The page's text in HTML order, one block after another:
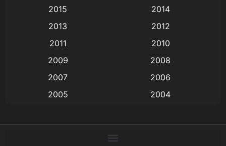
Animation แอนิเมชั่น
(9)
Big tits (นมใหญ่)
Bitch (ผู้หญิงร่าน)
2015
2014
2013
2012
2011
2010
2009
2008
2007
2006
2005
2004
2001
2000